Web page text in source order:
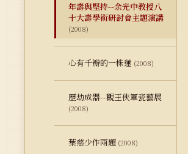
年壽與堅持--余光中教授八
十大壽學術研討會主題演講
(2008)
心有千瓣的一株蓮 (2008)
歷劫成器--觀王俠軍瓷藝展
(2008)
葉慈少作兩題 (2008)